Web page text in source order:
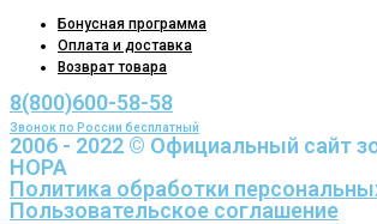
Бонусная программа
Оплата и доставка
Возврат товара
8(800)600-58-58
Звонок по России бесплатный
2006 - 2022 © Официальный сайт
НОРА
Политика обработки
Пользовательское соглашение